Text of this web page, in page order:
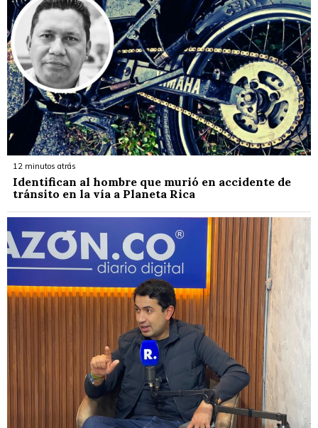
12 minutos atrás
Identifican al hombre que murió en accidente de
tránsito en la vía a Planeta Rica